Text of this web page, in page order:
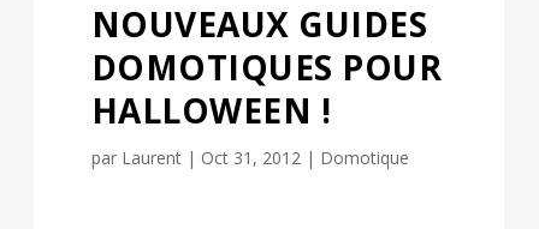
NOUVEAUX GUIDES
DOMOTIQUES POUR
HALLOWEEN !
par Laurent| Oct 31, 2012| Domotique